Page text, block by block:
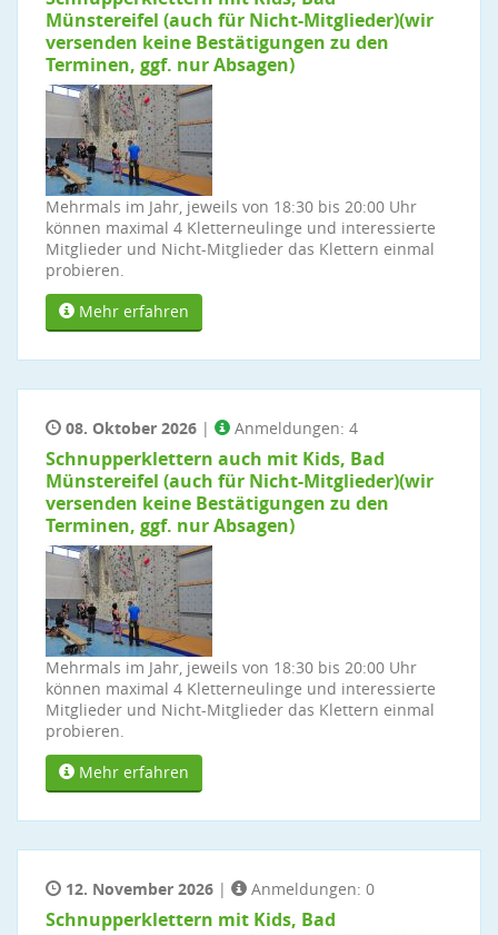
Münstereifel (auch für Nicht-Mitglieder)(wir
versenden keine Bestätigungen zu den
Terminen, ggf. nur Absagen)
Mehrmals im Jahr, jeweils von 18:30 bis 20:00 Uhr
können maximal 4 Kletterneulinge und interessierte
Mitglieder und Nicht-Mitglieder das Klettern einmal
probieren.
Mehr erfahren
08. Oktober 2026 | Anmeldungen: 4
Schnupperklettern auch mit Kids, Bad
Münstereifel (auch für Nicht-Mitglieder)(wir
versenden keine Bestätigungen zu den
Terminen, ggf. nur Absagen)
Mehrmals im Jahr, jeweils von 18:30 bis 20:00 Uhr
können maximal 4 Kletterneulinge und interessierte
Mitglieder und Nicht-Mitglieder das Klettern einmal
probieren.
Mehr erfahren
12. November 2026 | Anmeldungen: 0
Schnupperklettern mit Kids, Bad